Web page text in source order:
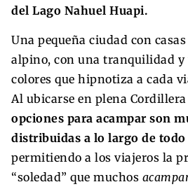
del Lago Nahuel Huapi.
Una pequeña ciudad con
alpino, con una tranquilidad y
colores que hipnotiza a cada
Al ubicarse en plena Cordillera
opciones para acampar son
distribuidas a lo largo de todo
permitiendo a los viajeros la
“soledad” que muchos